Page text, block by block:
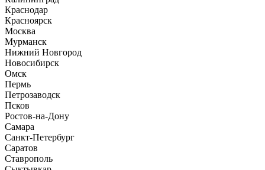
Краснодар
Красноярск
Москва
Мурманск
Нижний Новгород
Новосибирск
Омск
Пермь
Петрозаводск
Псков
Ростов-на-Дону
Самара
Санкт-Петербург
Саратов
Ставрополь